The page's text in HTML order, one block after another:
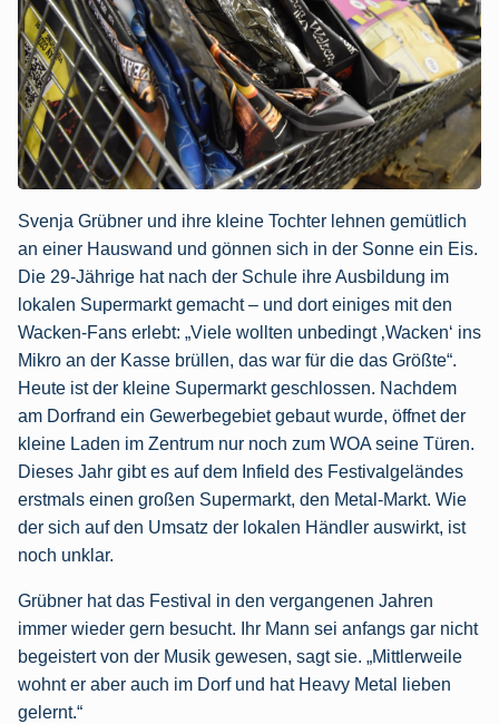
Svenja Grübner und ihre kleine Tochter lehnen gemütlich
an einer Hauswand und gönnen sich in der Sonne ein Eis.
Die 29-Jährige hat nach der Schule ihre Ausbildung im
lokalen Supermarkt gemacht – und dort einiges mit den
Wacken-Fans erlebt: „Viele wollten unbedingt ‚Wacken‘ ins
Mikro an der Kasse brüllen, das war für die das Größte“.
Heute ist der kleine Supermarkt geschlossen. Nachdem
am Dorfrand ein Gewerbegebiet gebaut wurde, öffnet der
kleine Laden im Zentrum nur noch zum WOA seine Türen.
Dieses Jahr gibt es auf dem Infield des Festivalgeländes
erstmals einen großen Supermarkt, den Metal-Markt. Wie
der sich auf den Umsatz der lokalen Händler auswirkt, ist
noch unklar.
Grübner hat das Festival in den vergangenen Jahren
immer wieder gern besucht. Ihr Mann sei anfangs gar nicht
begeistert von der Musik gewesen, sagt sie. „Mittlerweile
wohnt er aber auch im Dorf und hat Heavy Metal lieben
gelernt.“